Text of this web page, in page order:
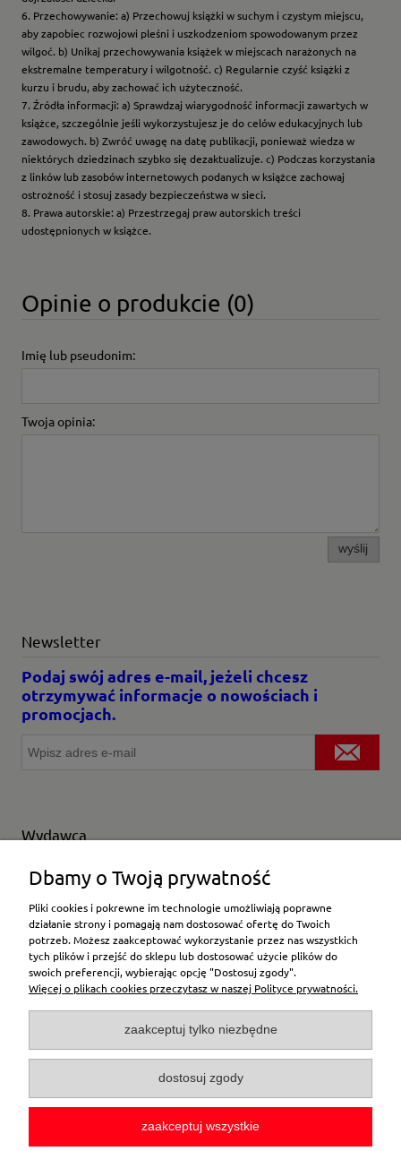
6. Przechowywanie: a) Przechowuj książki w suchym i czystym miejscu,
aby zapobiec rozwojowi pleśni i uszkodzeniom spowodowanym przez
wilgoć. b) Unikaj przechowywania książek w miejscach narażonych na
ekstremalne temperatury i wilgotność. c) Regularnie czyść książki z
kurzu i brudu, aby zachować ich użyteczność.
7. Źródła informacji: a) Sprawdzaj wiarygodność informacji zawartych w
książce, szczególnie jeśli wykorzystujesz je do celów edukacyjnych lub
zawodowych. b) Zwróć uwagę na datę publikacji, ponieważ wiedza w
niektórych dziedzinach szybko się dezaktualizuje. c) Podczas korzystania
z linków lub zasobów internetowych podanych w książce zachowaj
ostrożność i stosuj zasady bezpieczeństwa w sieci.
8. Prawa autorskie: a) Przestrzegaj praw autorskich treści
udostępnionych w książce.
Opinie o produkcie (0)
Imię lub pseudonim:
Twoja opinia:
wyślij
Newsletter
Podaj swój adres e-mail, jeżeli chcesz
otrzymywać informacje o nowościach i
promocjach.
Wydawca
Wybierz producenta
Moje konto
Płatności i dostawa
Pomoc
O firmie
Dbamy o Twoją prywatność
Pliki cookies i pokrewne im technologie umożliwiają poprawne
działanie strony i pomagają nam dostosować ofertę do Twoich
potrzeb. Możesz zaakceptować wykorzystanie przez nas wszystkich
tych plików i przejść do sklepu lub dostosować użycie plików do
swoich preferencji, wybierając opcję "Dostosuj zgody".
Więcej o plikach cookies przeczytasz w naszej Polityce prywatności.
zaakceptuj tylko niezbędne
dostosuj zgody
zaakceptuj wszystkie